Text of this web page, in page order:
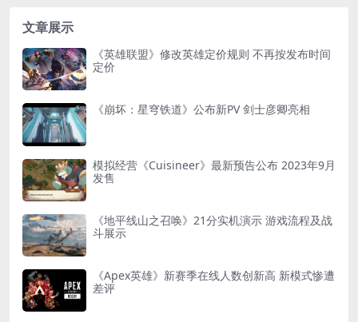
文章展示
《英雄联盟》修改英雄定价规则 不再按发布时间
定价
《崩坏：星穹铁道》公布新PV 剑士彦卿亮相
模拟经营《Cuisineer》最新预告公布 2023年9月
发售
《地平线山之召唤》21分实机演示 游戏流程及战
斗展示
《Apex英雄》新赛季在线人数创新高 新模式惨遭
差评